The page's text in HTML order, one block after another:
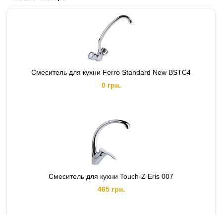
Смеситель для кухни Ferro Standard New BSTC4
0 грн.
Смеситель для кухни Touch-Z Eris 007
465 грн.